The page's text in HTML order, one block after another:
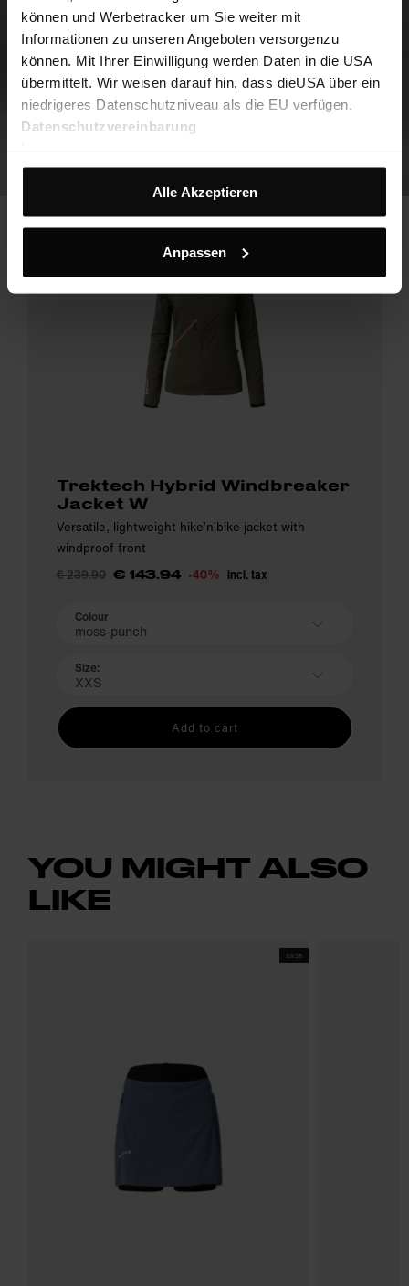
können und Werbetracker um Sie weiter mit
Informationen zu unseren Angeboten versorgenzu
können. Mit Ihrer Einwilligung werden Daten in die USA
übermittelt. Wir weisen darauf hin, dass dieUSA über ein
niedrigeres Datenschutzniveau als die EU verfügen.
Datenschutzvereinbarung
Alle Akzeptieren
Anpassen
Trektech Hybrid Windbreaker
Jacket W
Versatile, lightweight hike’n’bike jacket with
windproof front
€ 239.90 € 143.94 -40% incl. tax
Colour
moss-punch
Size:
XXS
Add to cart
YOU MIGHT ALSO
LIKE
SS25